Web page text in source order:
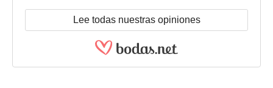
Lee todas nuestras opiniones